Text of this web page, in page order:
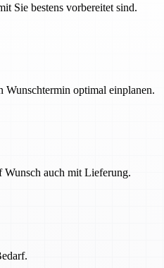
Sie bestens vorbereitet sind.
optimal einplanen.
Wunsch auch mit Lieferung.